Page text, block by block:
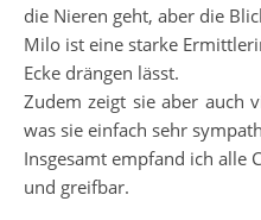
die Nieren geht, aber die
Milo ist eine starke
Ecke drängen lässt.
Zudem zeigt sie aber auch
was sie einfach sehr
Insgesamt empfand ich alle
und greifbar.